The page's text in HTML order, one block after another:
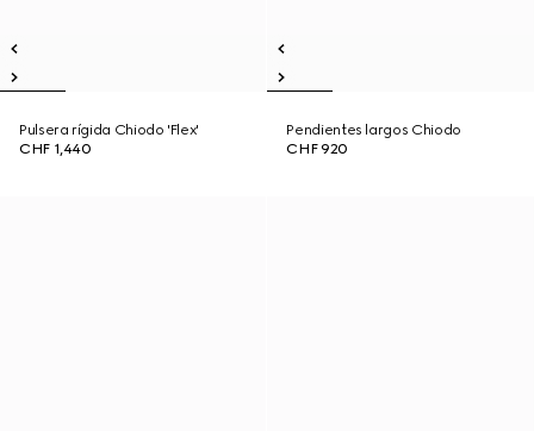
Pulsera rígida Chiodo 'Flex'
CHF 1,440
Pendientes largos Chiodo
CHF 920